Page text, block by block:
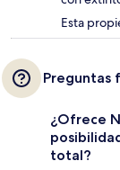
Esta
Preguntas
¿Ofrece
total?